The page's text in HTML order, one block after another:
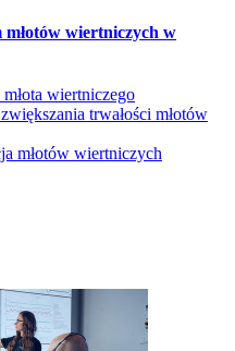
młotów wiertniczych w
wiertniczego
trwałości młotów
młotów wiertniczych